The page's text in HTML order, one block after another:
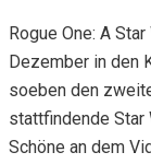
Rogue One: A
Dezember in den
soeben den
stattfindende Star
Schöne an dem